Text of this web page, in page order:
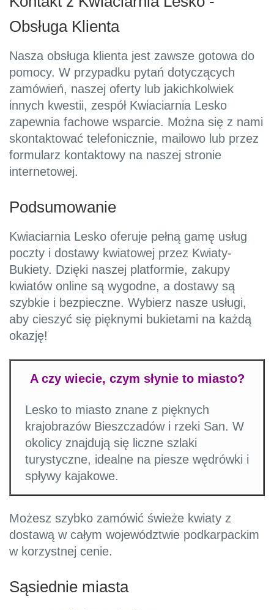
Obsługa Klienta
Nasza obsługa klienta jest zawsze gotowa do
pomocy. W przypadku pytań dotyczących
zamówień, naszej oferty lub jakichkolwiek
innych kwestii, zespół Kwiaciarnia Lesko
zapewnia fachowe wsparcie. Można się z nami
skontaktować telefonicznie, mailowo lub przez
formularz kontaktowy na naszej stronie
internetowej.
Podsumowanie
Kwiaciarnia Lesko oferuje pełną gamę usług
poczty i dostawy kwiatowej przez Kwiaty-
Bukiety. Dzięki naszej platformie, zakupy
kwiatów online są wygodne, a dostawy są
szybkie i bezpieczne. Wybierz nasze usługi,
aby cieszyć się pięknymi bukietami na każdą
okazję!
A czy wiecie, czym słynie to miasto?
Lesko to miasto znane z pięknych
krajobrazów Bieszczadów i rzeki San. W
okolicy znajdują się liczne szlaki
turystyczne, idealne na piesze wędrówki i
spływy kajakowe.
Możesz szybko zamówić świeże kwiaty z
dostawą w całym województwie podkarpackim
w korzystnej cenie.
Sąsiednie miasta